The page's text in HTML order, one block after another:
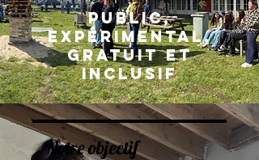
PUBLIC,
expérimental,
GRATUIT ET
inclusif
Notre objectif